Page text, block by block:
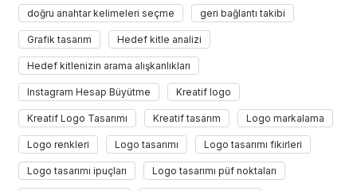
doğru anahtar kelimeleri seçme geri bağlantı takibi
Grafik tasarım Hedef kitle analizi
Hedef kitlenizin arama alışkanlıkları
Instagram Hesap Büyütme Kreatif logo
Kreatif Logo Tasarımı Kreatif tasarım Logo markalama
Logo renkleri Logo tasarımı Logo tasarımı fikirleri
Logo tasarımı ipuçları Logo tasarımı püf noktaları